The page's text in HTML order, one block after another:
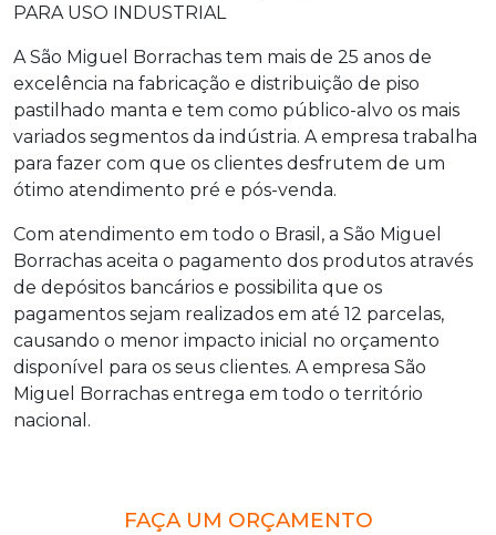
PARA USO INDUSTRIAL
A São Miguel Borrachas tem mais de 25 anos de
excelência na fabricação e distribuição de piso
pastilhado manta e tem como público-alvo os mais
variados segmentos da indústria. A empresa trabalha
para fazer com que os clientes desfrutem de um
ótimo atendimento pré e pós-venda.
Com atendimento em todo o Brasil, a São Miguel
Borrachas aceita o pagamento dos produtos através
de depósitos bancários e possibilita que os
pagamentos sejam realizados em até 12 parcelas,
causando o menor impacto inicial no orçamento
disponível para os seus clientes. A empresa São
Miguel Borrachas entrega em todo o território
nacional.
FAÇA UM ORÇAMENTO